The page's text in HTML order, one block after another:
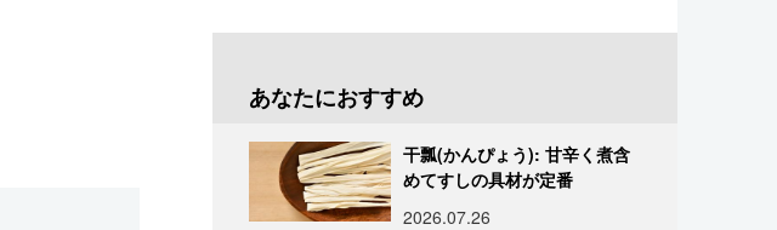
あなたにおすすめ
干瓢(かんぴょう): 甘辛く煮含
めてすしの具材が定番
2026.07.26